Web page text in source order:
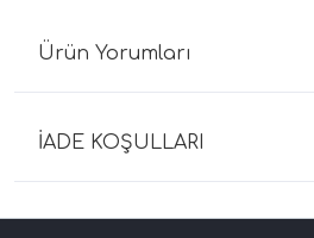
Ürün Yorumları
İADE KOŞULLARI